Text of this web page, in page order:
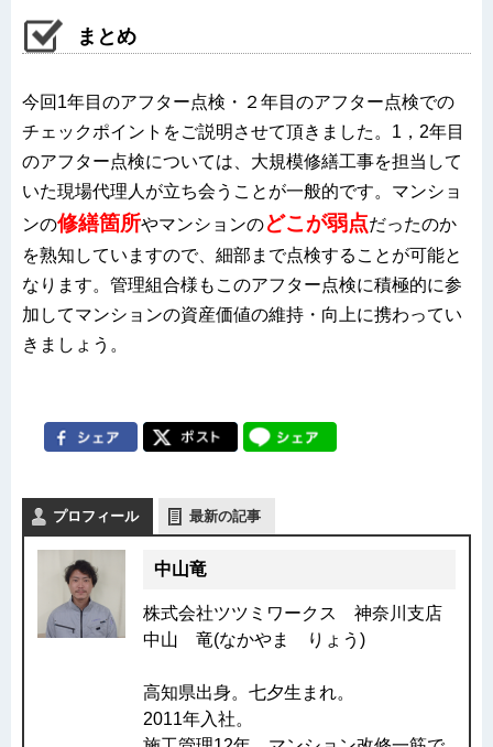
まとめ
今回1年目のアフター点検・２年目のアフター点検での
チェックポイントをご説明させて頂きました。1，2年目
のアフター点検については、大規模修繕工事を担当して
いた現場代理人が立ち会うことが一般的です。マンショ
ンの修繕箇所やマンションのどこが弱点だったのか
を熟知していますので、細部まで点検することが可能と
なります。管理組合様もこのアフター点検に積極的に参
加してマンションの資産価値の維持・向上に携わってい
きましょう。
プロフィール 最新の記事
中山竜
株式会社ツツミワークス 神奈川支店
中山 竜(なかやま りょう)
高知県出身。七夕生まれ。
2011年入社。